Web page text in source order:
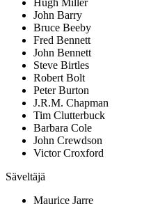
Hugh Miller
John Barry
Bruce Beeby
Fred Bennett
John Bennett
Steve Birtles
Robert Bolt
Peter Burton
J.R.M. Chapman
Tim Clutterbuck
Barbara Cole
John Crewdson
Victor Croxford
Säveltäjä
Maurice Jarre